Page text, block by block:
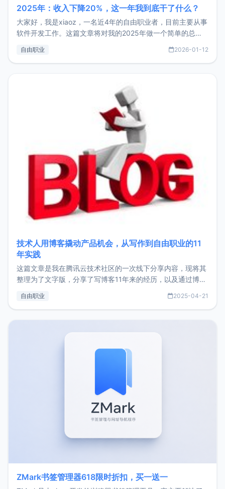
2025年：收入下降20%，这一年我到底干了什么？
大家好，我是xiaoz，一名近4年的自由职业者，目前主要从事
软件开发工作。这篇文章将对我的2025年做一个简单的总
收入下降20%，但却过得很充实，2026年不求突破，但求保
自由职业 2026-01-12
技术人用博客撬动产品机会，从写作到自由职业的11
年实践
这篇文章是我在腾讯云技术社区的一次线下分享内容，现将其
整理为了文字版，分享了写博客11年来的经历，以及通过博客
了我的首个产品ImgURL的真实数据和产品现状。自我介绍大
自由职业 2025-04-21
ZMark书签管理器618限时折扣，买一送一